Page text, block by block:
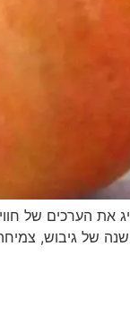
את הערכים של
של גיבוש,